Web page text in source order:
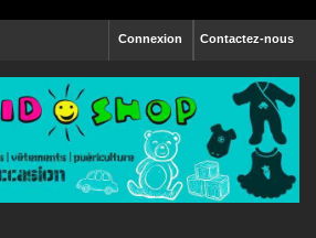
Contactez-nous
Connexion